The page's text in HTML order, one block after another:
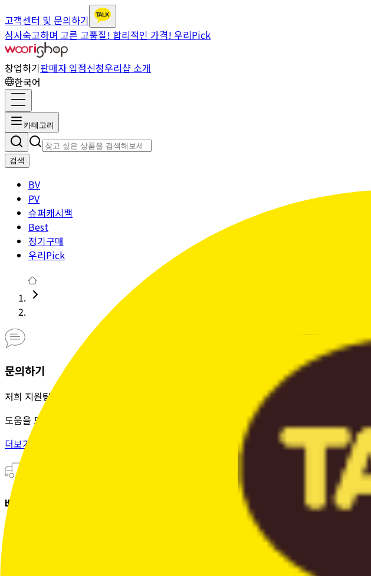
고객센터 및 문의하기
심사숙고하며 고른 고품질! 합리적인 가격! 우리Pick
창업하기판매자 입점신청우리샵 소개
한국어
카테고리
검색
BV
PV
슈퍼캐시백
Best
정기구매
우리Pick
문의하기
저희 지원팀은 정성을 다해
도움을 드립니다.
더보기 >
배송조회
여러 주문의 배송 상태를 한 화면에서